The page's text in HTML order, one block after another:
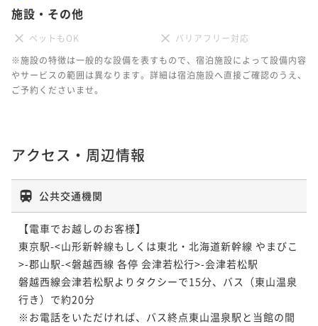
施設・その他
ペットもOK
バリアフリー対応
※施設の特徴は一般的な設備を表すもので、宿泊施設によって設備内容
やサービスの範囲は異なります。詳細は宿泊施設へ直接ご確認のうえ、
ご予約くださいませ。
アクセス・周辺情報
公共交通機関
【電車でお越しのお客様】
東京駅-<山形新幹線もしくは東北・北海道新幹線 やまびこ
>-郡山駅-<磐越西線 各停 会津若松行>-会津若松駅
磐越西線会津若松駅よりタクシーで15分、バス（東山温泉
行き）で約20分
※お電話をいただければ、バス終点東山温泉駅と当館の間